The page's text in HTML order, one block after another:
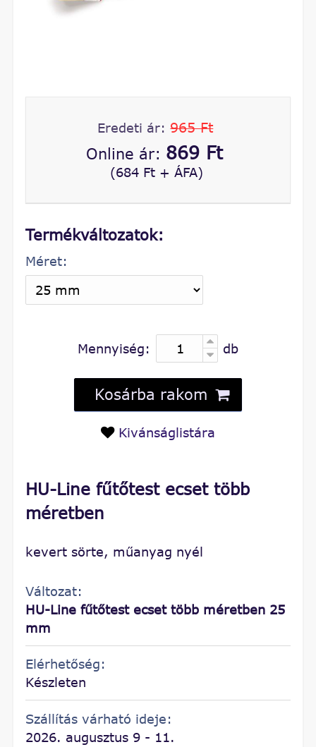
HU-Line fűtőtest ecset több
méretben
kevert sörte, műanyag nyél
Változat:
HU-Line fűtőtest ecset több méretben 25
mm
Elérhetőség:
Készleten
Szállítás várható ideje:
2026. augusztus 9 - 11.
Eredeti ár: 965 Ft
Online ár: 869 Ft
(684 Ft + ÁFA)
Termékváltozatok:
Méret:
Mennyiség: db
Kosárba rakom
Kivánságlistára